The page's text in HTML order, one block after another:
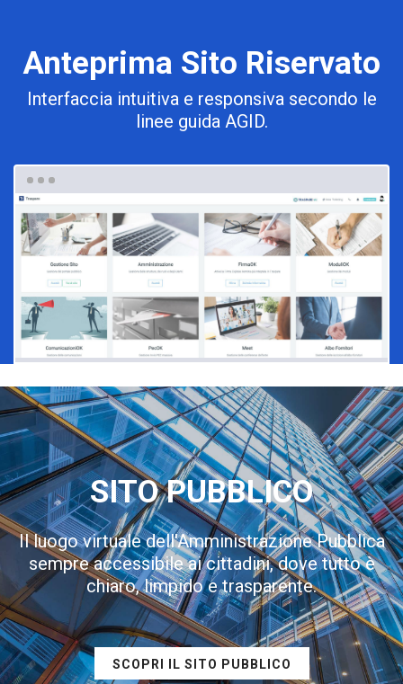
Anteprima Sito Riservato
Interfaccia intuitiva e responsiva secondo le
linee guida AGID.
SITO PUBBLICO
Il luogo virtuale dell'Amministrazione Pubblica
sempre accessibile ai cittadini, dove tutto è
chiaro, limpido e trasparente.
SCOPRI IL SITO PUBBLICO